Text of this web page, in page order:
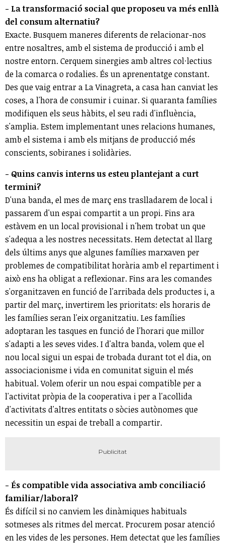
- La transformació social que proposeu va més enllà
del consum alternatiu?
Exacte. Busquem maneres diferents de relacionar-nos
entre nosaltres, amb el sistema de producció i amb el
nostre entorn. Cerquem sinergies amb altres col·lectius
de la comarca o rodalies. És un aprenentatge constant.
Des que vaig entrar a La Vinagreta, a casa han canviat les
coses, a l'hora de consumir i cuinar. Si quaranta famílies
modifiquen els seus hàbits, el seu radi d'influència,
s'amplia. Estem implementant unes relacions humanes,
amb el sistema i amb els mitjans de producció més
conscients, sobiranes i solidàries.
- Quins canvis interns us esteu plantejant a curt
termini?
D'una banda, el mes de març ens traslladarem de local i
passarem d'un espai compartit a un propi. Fins ara
estàvem en un local provisional i n'hem trobat un que
s'adequa a les nostres necessitats. Hem detectat al llarg
dels últims anys que algunes famílies marxaven per
problemes de compatibilitat horària amb el repartiment i
això ens ha obligat a reflexionar. Fins ara les comandes
s'organitzaven en funció de l'arribada dels productes i, a
partir del març, invertirem les prioritats: els horaris de
les famílies seran l'eix organitzatiu. Les famílies
adoptaran les tasques en funció de l'horari que millor
s'adapti a les seves vides. I d'altra banda, volem que el
nou local sigui un espai de trobada durant tot el dia, on
associacionisme i vida en comunitat siguin el més
habitual. Volem oferir un nou espai compatible per a
l'activitat pròpia de la cooperativa i per a l'acollida
d'activitats d'altres entitats o sòcies autònomes que
necessitin un espai de treball a compartir.
- És compatible vida associativa amb conciliació
familiar/laboral?
És difícil si no canviem les dinàmiques habituals
sotmeses als ritmes del mercat. Procurem posar atenció
en les vides de les persones. Hem detectat que les famílies